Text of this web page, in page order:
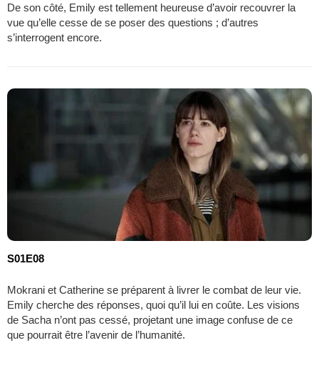
De son côté, Emily est tellement heureuse d’avoir recouvrer la
vue qu’elle cesse de se poser des questions ; d’autres
s’interrogent encore.
S01E08
Mokrani et Catherine se préparent à livrer le combat de leur vie.
Emily cherche des réponses, quoi qu’il lui en coûte. Les visions
de Sacha n’ont pas cessé, projetant une image confuse de ce
que pourrait être l’avenir de l’humanité.